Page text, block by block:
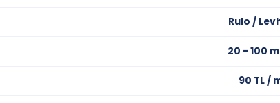
Rulo /
20 - 100
90 TL /